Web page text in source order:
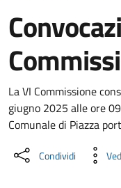
La VI Commissione
giugno 2025 alle ore
Comunale di Piazza
Condividi